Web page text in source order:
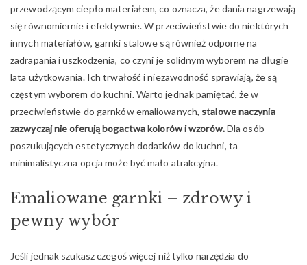
przewodzącym ciepło materiałem, co oznacza, że dania nagrzewają
się równomiernie i efektywnie. W przeciwieństwie do niektórych
innych materiałów, garnki stalowe są również odporne na
zadrapania i uszkodzenia, co czyni je solidnym wyborem na długie
lata użytkowania. Ich trwałość i niezawodność sprawiają, że są
częstym wyborem do kuchni. Warto jednak pamiętać, że w
przeciwieństwie do garnków emaliowanych, stalowe naczynia
zazwyczaj nie oferują bogactwa kolorów i wzorów.Dla osób
poszukujących estetycznych dodatków do kuchni, ta
minimalistyczna opcja może być mało atrakcyjna.
Emaliowane garnki – zdrowy i
pewny wybór
Jeśli jednak szukasz czegoś więcej niż tylko narzędzia do